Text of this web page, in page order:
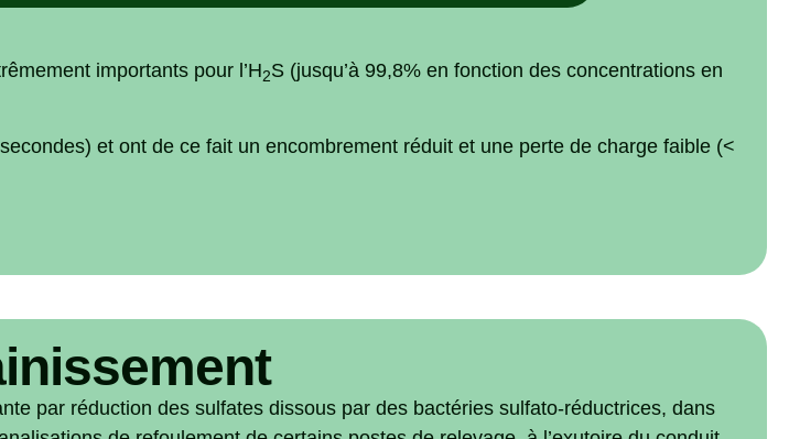
importants pour l’H2S (jusqu’à 99,8% en fonction des concentrations en
et ont de ce fait un encombrement réduit et une perte de charge faible (<
par réduction des sulfates dissous par des bactéries sulfato-réductrices, dans